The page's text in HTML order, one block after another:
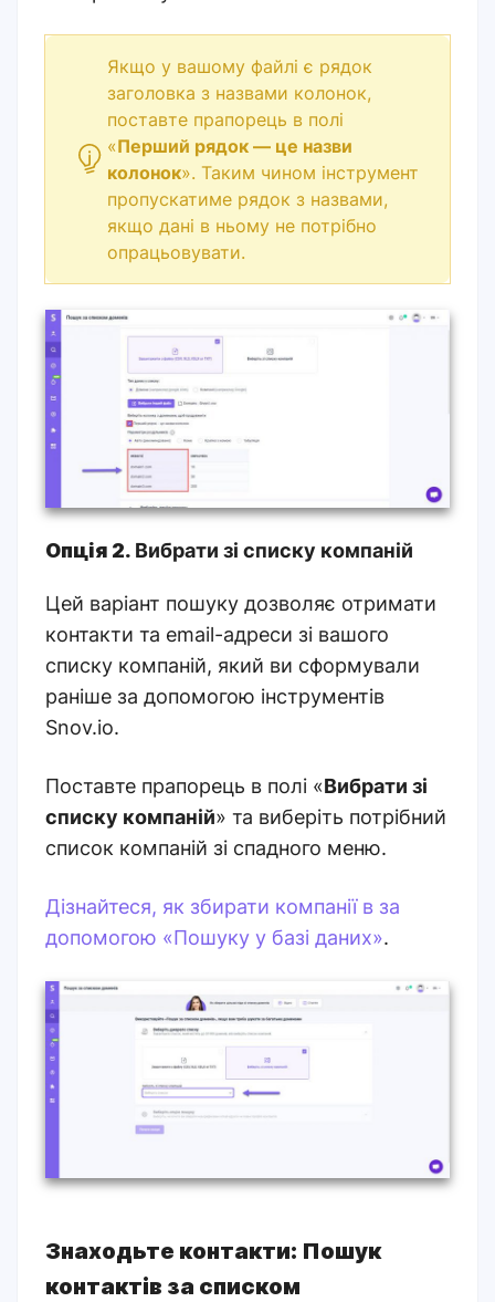
Якщо у вашому файлі є рядок
заголовка з назвами колонок,
поставте прапорець в полі
«Перший рядок — це назви
колонок». Таким чином інструмент
пропускатиме рядок з назвами,
якщо дані в ньому не потрібно
опрацьовувати.
Опція 2. Вибрати зі списку компаній
Цей варіант пошуку дозволяє отримати
контакти та email-адреси зі вашого
списку компаній, який ви сформували
раніше за допомогою інструментів
Snov.io.
Поставте прапорець в полі «Вибрати зі
списку компаній» та виберіть потрібний
список компаній зі спадного меню.
Дізнайтеся, як збирати компанії в за
допомогою «Пошуку у базі даних».
Знаходьте контакти: Пошук
контактів за списком